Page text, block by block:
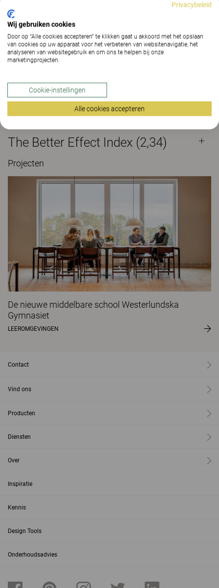
Certificaten
Downloads (2)
The Better Effect Index (2,34)
Projecten
De nieuwe middelbare school Westerlundska
Gymnasiet
LEEROMGEVINGEN
Contact
Vind ons
Producten
Diensten
Over
Inspiratie
Kennis
Design Tools
Onderhoudsadvies
Privacybeleid
Wij gebruiken cookies
Door op “Alle cookies accepteren” te klikken gaat u akkoord met het opslaan
van cookies op uw apparaat voor het verbeteren van websitenavigatie, het
analyseren van websitegebruik en om ons te helpen bij onze
marketingprojecten.
Cookie-instellingen
Alle cookies accepteren